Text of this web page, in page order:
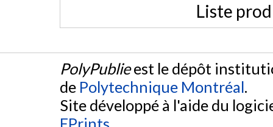
Liste
PolyPublieest le dépôt
de Polytechnique Montréal.
Site développé à l'aide du